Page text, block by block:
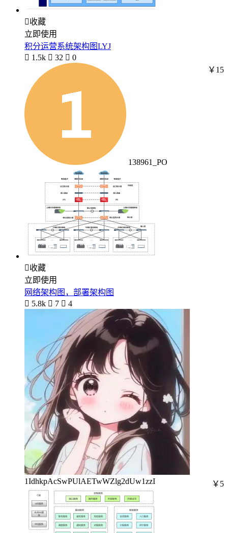
收藏
立即使用
积分运营系统架构图LYJ
 1.5k  32  0
138961_PO
￥15
收藏
立即使用
网络架构图，部署架构图
 5.8k  7  4
1IdhkpAcSwPUlAETwWZlg2dUw1zzI ￥5